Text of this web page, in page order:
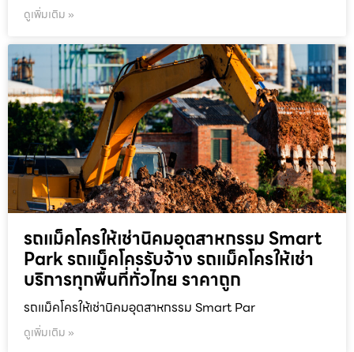
ดูเพิ่มเติม »
รถแม็คโครให้เช่านิคมอุตสาหกรรม Smart
Park รถแม็คโครรับจ้าง รถแม็คโครให้เช่า
บริการทุกพื้นที่ทั่วไทย ราคาถูก
รถแม็คโครให้เช่านิคมอุตสาหกรรม Smart Par
ดูเพิ่มเติม »